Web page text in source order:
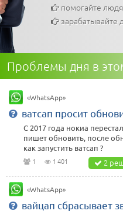
помогайте
зарабатывайте
Проблемы дня в
«WhatsApp»
ватсап просит
С 2017 года нокиа
пишет обновить, после
как запустить ватсап ?
1 1 401 2
«WhatsApp»
вайцап сбрасывает